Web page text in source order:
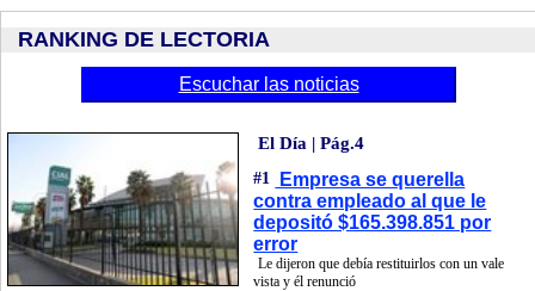
RANKING DE LECTORIA
Escuchar las noticias
El Día | Pág.4
#1
Empresa se querella
contra empleado al que le
depositó $165.398.851 por
error
Le dijeron que debía restituirlos con un vale
vista y él renunció